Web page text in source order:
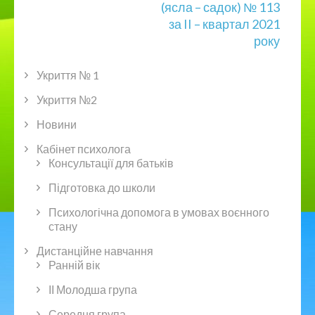
(ясла – садок) № 113
за II – квартал 2021
року
Укриття № 1
Укриття №2
Новини
Кабінет психолога
Консультації для батьків
Підготовка до школи
Психологічна допомога в умовах воєнного
стану
Дистанційне навчання
Ранній вік
ІІ Молодша група